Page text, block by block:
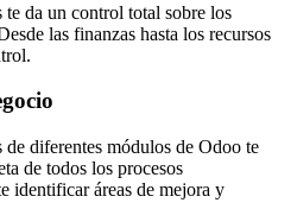
da un control total sobre los
las finanzas hasta los recursos
diferentes módulos de Odoo te
de todos los procesos
identificar áreas de mejora y